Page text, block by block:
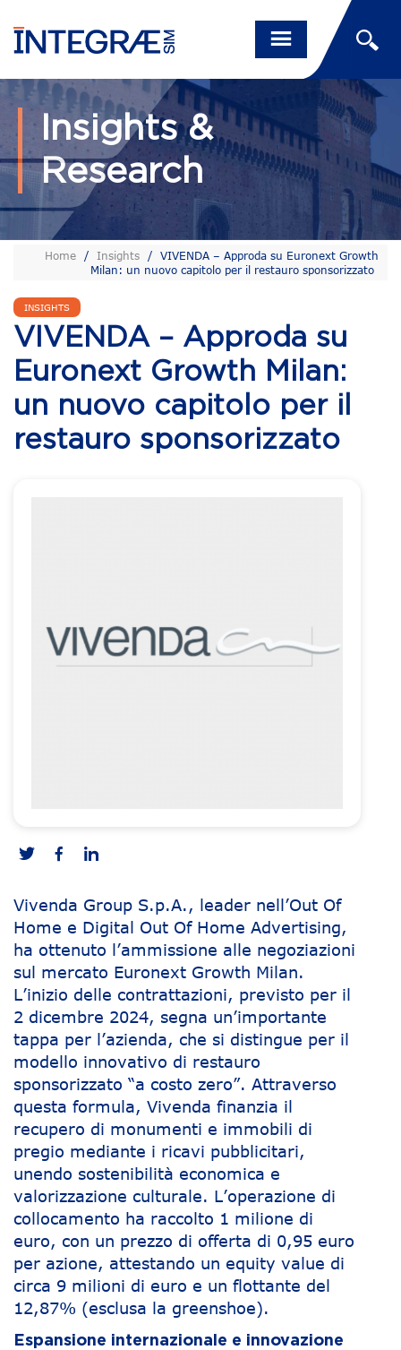
Insights &
Research
Home / Insights /
VIVENDA – Approda su Euronext Growth
Milan: un nuovo capitolo per il restauro sponsorizzato
INSIGHTS
VIVENDA – Approda su
Euronext Growth Milan:
un nuovo capitolo per il
restauro sponsorizzato
Vivenda Group S.p.A., leader nell’Out Of
Home e Digital Out Of Home Advertising,
ha ottenuto l’ammissione alle negoziazioni
sul mercato Euronext Growth Milan.
L’inizio delle contrattazioni, previsto per il
2 dicembre 2024, segna un’importante
tappa per l’azienda, che si distingue per il
modello innovativo di restauro
sponsorizzato “a costo zero”. Attraverso
questa formula, Vivenda finanzia il
recupero di monumenti e immobili di
pregio mediante i ricavi pubblicitari,
unendo sostenibilità economica e
valorizzazione culturale. L’operazione di
collocamento ha raccolto 1 milione di
euro, con un prezzo di offerta di 0,95 euro
per azione, attestando un equity value di
circa 9 milioni di euro e un flottante del
12,87% (esclusa la greenshoe).
Espansione internazionale e innovazione